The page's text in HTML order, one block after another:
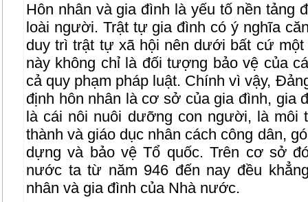
Hôn nhân và gia đình là yếu tố nền tảng
loài người. Trật tự gia đình có ý nghĩa
duy trì trật tự xã hội nên dưới bất cứ
này không chỉ là đối tượng bảo vệ của
cả quy phạm pháp luật. Chính vì vậy,
định hôn nhân là cơ sở của gia đình, gia
là cái nôi nuôi dưỡng con người, là môi
thành và giáo dục nhân cách công dân,
dựng và bảo vệ Tổ quốc. Trên cơ sở
nước ta từ năm 946 đến nay đều
nhân và gia đình của Nhà nước.